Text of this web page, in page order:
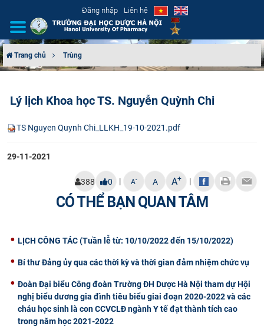
Đăng nhập Liên hệ
CƠ CẤU TỔ CHỨC
TUYỂN SINH
ĐÀO TẠO
ĐẢM BẢO CHẤT LƯỢNG
CỰU NGƯỜI HỌC
Trang chủ Trùng
Lý lịch Khoa học TS. Nguyễn Quỳnh Chi
TS Nguyen Quynh Chi_LLKH_19-10-2021.pdf
29-11-2021
388 0 | A- A A+ |
CÓ THỂ BẠN QUAN TÂM
LỊCH CÔNG TÁC (Tuần lễ từ: 10/10/2022 đến 15/10/2022)
Bí thư Đảng ủy qua các thời kỳ và thời gian đảm nhiệm chức vụ
Đoàn Đại biểu Công đoàn Trường ĐH Dược Hà Nội tham dự Hội
nghị biểu dương gia đình tiêu biểu giai đoạn 2020-2022 và các
cháu học sinh là con CCVCLĐ ngành Y tế đạt thành tích cao
trong năm học 2021-2022